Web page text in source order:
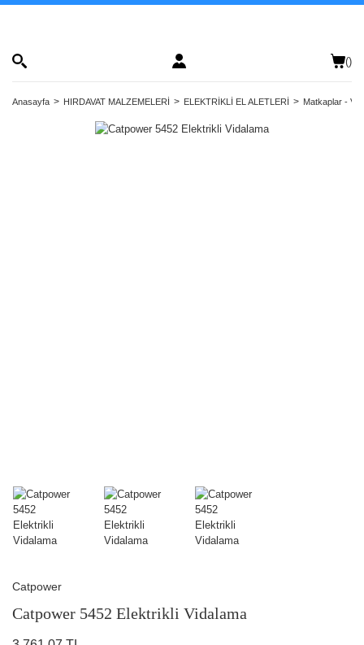
()
Anasayfa HIRDAVAT MALZEMELERİ ELEKTRİKLİ EL ALETLERİ Matkaplar -
Catpower
Catpower 5452 Elektrikli Vidalama